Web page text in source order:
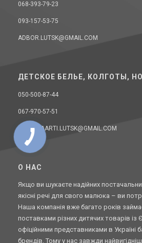
068-393-79-23
093-157-53-75
ADBOR.LUTSK@GMAIL.COM
ДЕТСКОЕ БЕЛЬЕ, КОЛГОТЫ,
050-500-87-44
067-970-57-51
DONELLAARTI.LUTSK@GMAIL.COM
O НАС
Якщо ви шукаєте надійних
якісні речі для свого малюка – ви
Наша компанія вже багато років
поставками різних дитячих товарів
офіційними представниками в Україні
брендів. Тому у нас завжди